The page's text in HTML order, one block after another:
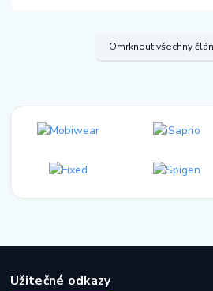
Omrknout všechny
Užitečné odkazy